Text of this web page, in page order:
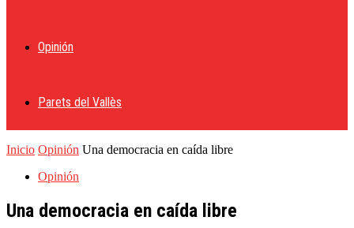
Opinión
Parets del Vallès
Inicio Opinión Una democracia en caída libre
Opinión
Una democracia en caída libre